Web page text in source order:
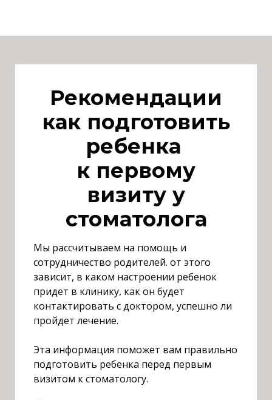
Рекомендации
как подготовить
ребенка
к первому
визиту у
стоматолога
Мы рассчитываем на помощь и
сотрудничество родителей. от этого
зависит, в каком настроении ребенок
придет в клинику, как он будет
контактировать с доктором, успешно ли
пройдет лечение.
Эта информация поможет вам правильно
подготовить ребенка перед первым
визитом к стоматологу.